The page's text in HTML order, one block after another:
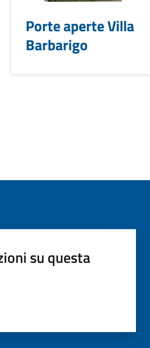
Porte aperte Villa
Barbarigo
su questa